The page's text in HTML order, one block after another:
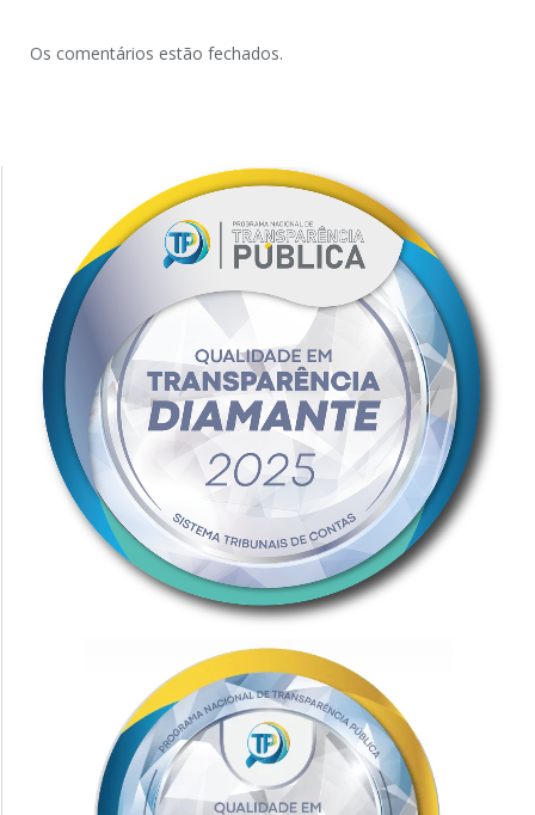
Os comentários estão fechados.